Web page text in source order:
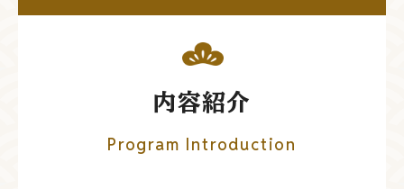
内容紹介
Program Introduction